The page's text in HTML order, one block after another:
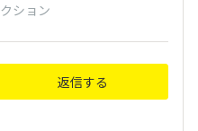
ション
返信する